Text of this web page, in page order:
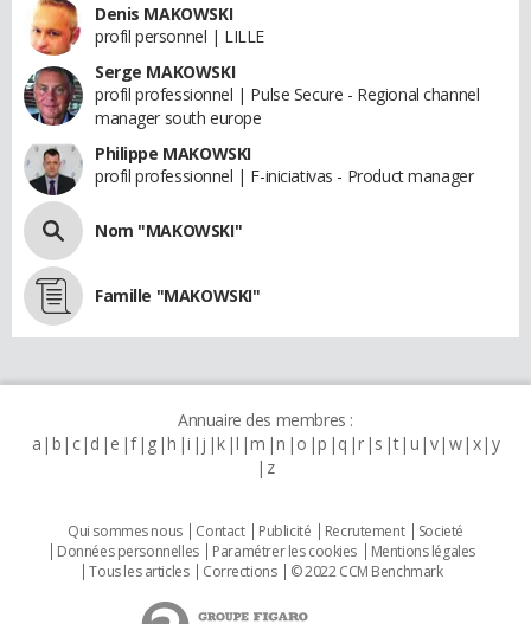
Denis MAKOWSKI
profil personnel | LILLE
Serge MAKOWSKI
profil professionnel | Pulse Secure - Regional channel
manager south europe
Philippe MAKOWSKI
profil professionnel | F-iniciativas - Product manager
Nom "MAKOWSKI"
Famille "MAKOWSKI"
Annuaire des membres :
a b c d e f g h i j k l m n o p q r s t u v w x y
z
Qui sommes nous Contact Publicité Recrutement
Societé
Données personnelles
Paramétrer les cookies
Mentions légales
Tous les articles
Corrections © 2022 CCM Benchmark